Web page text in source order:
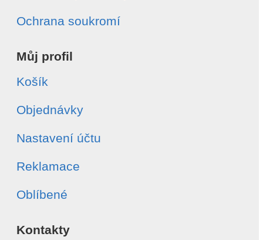
Ochrana soukromí
Můj profil
Košík
Objednávky
Nastavení účtu
Reklamace
Oblíbené
Kontakty